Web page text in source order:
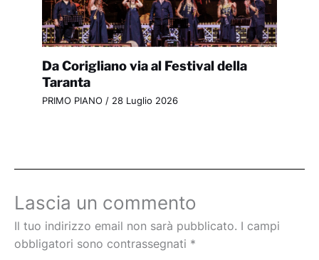
Da Corigliano via al Festival della
Taranta
PRIMO PIANO / 28 Luglio 2026
Lascia un commento
Il tuo indirizzo email non sarà pubblicato. I campi
obbligatori sono contrassegnati *